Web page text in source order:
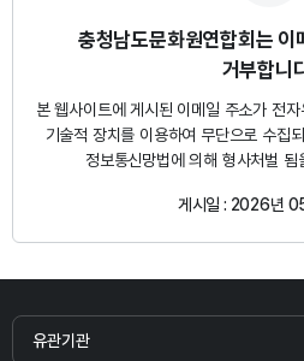
충청남도문화원연합회는 이
거부합니
본 웹사이트에 게시된 이메일 주소가 전
기술적 장치를 이용하여무단으로 수집
정보통신망법에 의해 형사처벌
게시일 : 2026년
유관기관